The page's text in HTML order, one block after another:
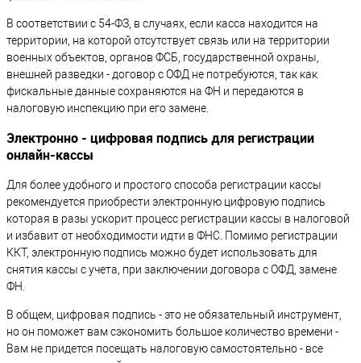
В соответствии с 54-ФЗ, в случаях, если касса находится на
территории, на которой отсутствует связь или на территории
военных объектов, органов ФСБ, государственной охраны,
внешней разведки - договор с ОФД не потребуются, так как
фискальные данные сохраняются на ФН и передаются в
налоговую инспекцию при его замене.
Электронно - цифровая подпись для регистрации
онлайн-кассы
Для более удобного и простого способа регистрации кассы
рекомендуется приобрести электронную цифровую подпись
которая в разы ускорит процесс регистрации кассы в налоговой
и избавит от необходимости идти в ФНС. Помимо регистрации
ККТ, электронную подпись можно будет использовать для
снятия кассы с учета, при заключении договора с ОФД, замене
ФН.
В общем, цифровая подпись - это не обязательный инструмент,
но он поможет вам сэкономить большое количество времени -
Вам не придется посещать налоговую самостоятельно - все